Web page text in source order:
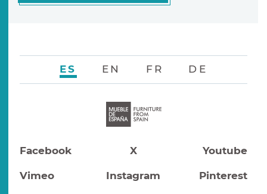
Facebook X Youtube
Vimeo Instagram Pinterest
ES EN FR DE